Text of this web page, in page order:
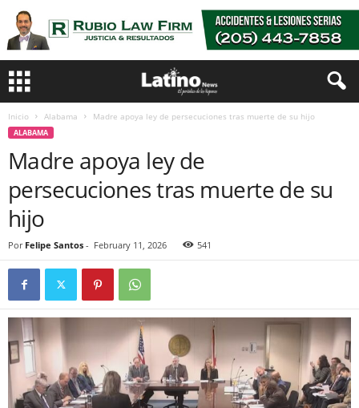
Inicio Alabama Madre apoya ley de persecuciones tras muerte de su hijo
ALABAMA
Madre apoya ley de
persecuciones tras muerte de su
hijo
Por Felipe Santos - February 11, 2026 541